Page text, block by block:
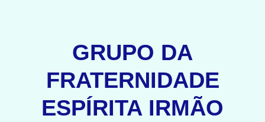
GRUPO DA
FRATERNIDADE
ESPÍRITA IRMÃO